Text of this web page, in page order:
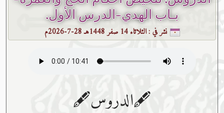
بـاب الهدي-الدرس الأول.
نشر في :الثلاثاء 14 صفر 1448هـ 28-7-2026م
🖋الدروس🖋